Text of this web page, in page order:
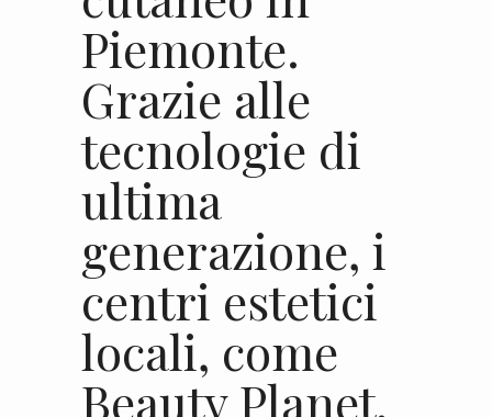
Piemonte.
Grazie alle
tecnologie di
ultima
generazione, i
centri estetici
locali, come
Beauty Planet,